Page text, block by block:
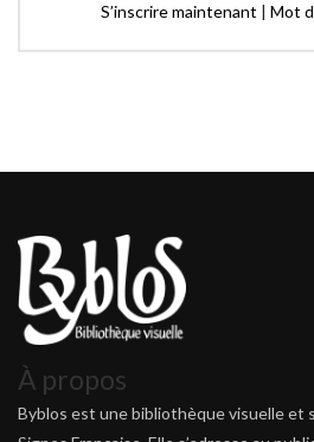
S’inscrire maintenant | Mot
À propos
Byblos est une bibliothèque visuelle et